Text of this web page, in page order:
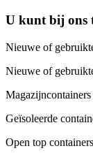
U kunt bij ons
Nieuwe of
Nieuwe of
Geïsoleerde
Open top containers